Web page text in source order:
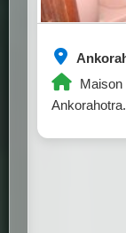
Maison
Ankorahotra.